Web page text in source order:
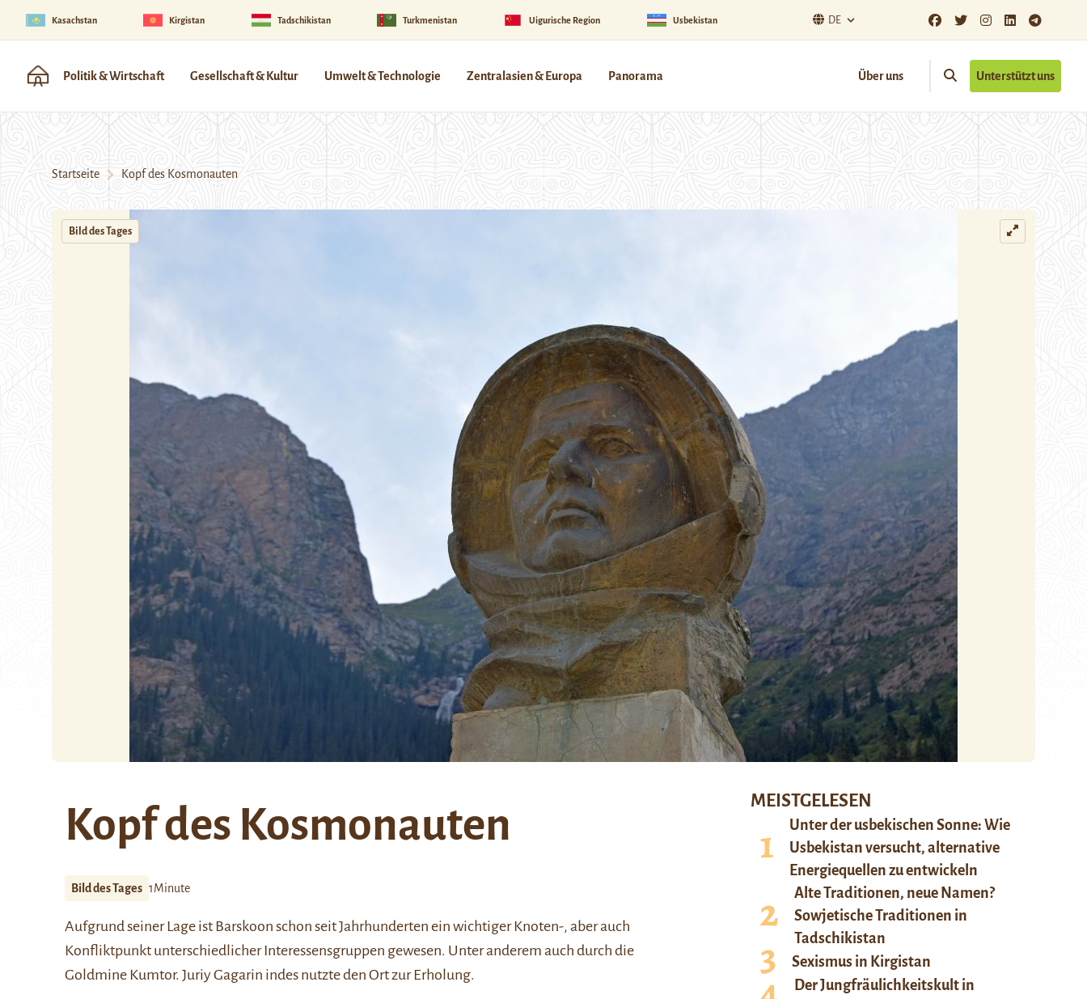
Kasachstan Kirgistan Tadschikistan Turkmenistan Uigurische Region Usbekistan DE
Politik & Wirtschaft Gesellschaft & Kultur Umwelt & Technologie Zentralasien & Europa Panorama Über uns Unterstützt uns
Startseite Kopf des Kosmonauten
Bild des Tages
Kopf des Kosmonauten
Bild des Tages 1Minute
Aufgrund seiner Lage ist Barskoon schon seit Jahrhunderten ein wichtiger Knoten-, aber auch
Konfliktpunkt unterschiedlicher Interessensgruppen gewesen. Unter anderem auch durch die
Goldmine Kumtor. Juriy Gagarin indes nutzte den Ort zur Erholung.
MEISTGELESEN
Unter der usbekischen Sonne: Wie
Usbekistan versucht, alternative
Energiequellen zu entwickeln
Alte Traditionen, neue Namen?
Sowjetische Traditionen in
Tadschikistan
Sexismus in Kirgistan
Der Jungfräulichkeitskult in